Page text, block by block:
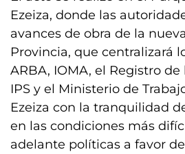
Ezeiza, donde las
avances de obra de la
Provincia, que centralizará
ARBA, IOMA, el Registro de
IPS y el Ministerio de
Ezeiza con la tranquilidad
en las condiciones más
adelante políticas a favor